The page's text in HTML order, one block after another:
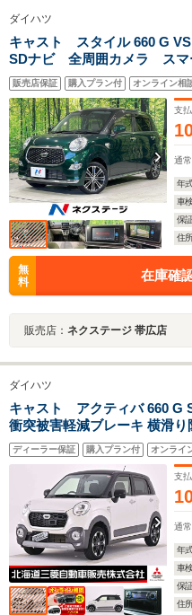
ダイハツ
キャスト スタイル 660 G
SDナビ 全周囲カメラ ス
車 シートヒーター ドラレ
ッド ETC 純正15インチア
オートライト オートエアコ
販売店保証 購入プラン付 オンライン相
支
通
年
車検
保
住
無
料
在庫確
販売店： ネクステージ 帯広店
ダイハツ
キャスト アクティバ 660 G
衝突被害軽減ブレーキ 横滑
ントロール レーンキープアシ
カーボン調シール
ディーラー保証 購入プラン付 オンライ
支
通
年
車検
保
住